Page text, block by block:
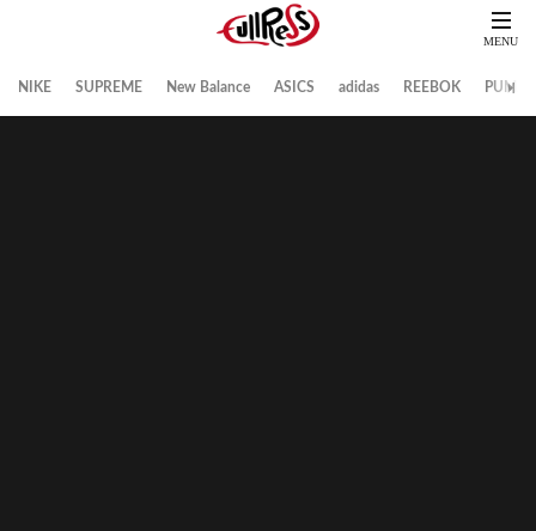
NIKE SUPREME New Balance ASICS adidas REEBOK PUMA